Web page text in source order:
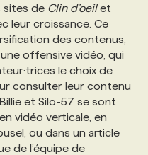
sites de Clin d’oeilet
leur croissance. Ce
des contenus,
offensive vidéo, qui
le choix de
consulter leur contenu
et Silo-57 se sont
vidéo verticale, en
ou dans un article
de l’équipe de